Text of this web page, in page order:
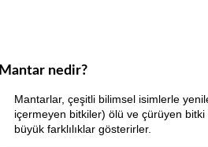
Mantar nedir?
Mantarlar, çeşitli bilimsel isimlerle
içermeyen bitkiler) ölü ve çürüyen
büyük farklılıklar gösterirler.